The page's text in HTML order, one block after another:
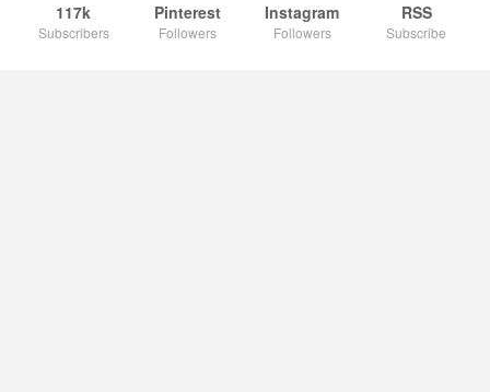
117k
Subscribers
Pinterest
Followers
Instagram
Followers
RSS
Subscribe